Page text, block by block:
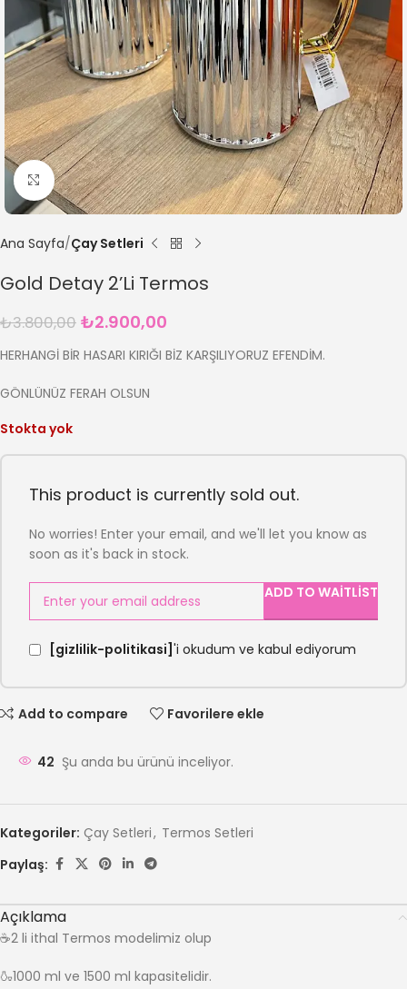
Büyütmek için tıklayın
Ana Sayfa Çay Setleri
Gold Detay 2’Li Termos
₺3.800,00 ₺2.900,00
HERHANGİ BİR HASARI KIRIĞI BİZ KARŞILIYORUZ EFENDİM.
GÖNLÜNÜZ FERAH OLSUN
Stokta yok
This product is currently sold out.
No worries! Enter your email, and we'll let you know as
soon as it's back in stock.
ADD TO WAITLIST
[gizlilik-politikasi] 'i okudum ve kabul ediyorum
Add to compare Favorilere ekle
42 Şu anda bu ürünü inceliyor.
Kategoriler: Çay Setleri, Termos Setleri
Paylaş:
Açıklama
☕️2 li ithal Termos modelimiz olup
🍶1000 ml ve 1500 ml kapasitelidir.